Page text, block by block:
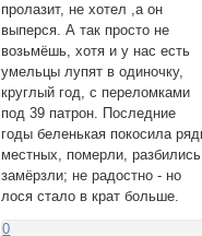
пролазит, не хотел ,а он
выперся. А так просто не
возьмёшь, хотя и у нас есть
умельцы лупят в одиночку,
круглый год, с переломками
под 39 патрон. Последние
годы беленькая покосила
местных, померли,
замёрзли; не радостно - но
лося стало в крат больше.
0